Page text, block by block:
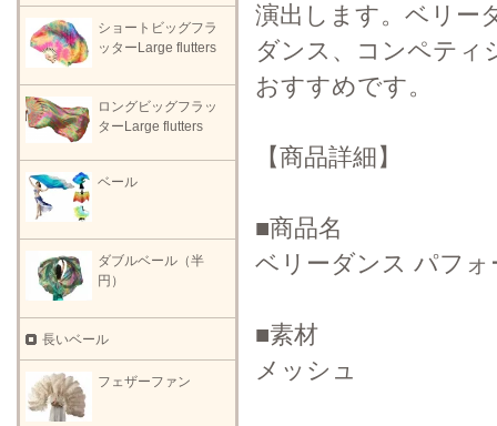
演出します。ベリー
ダンス、コンペティ
おすすめです。
【商品詳細】
■商品名
ベリーダンス パフ
■素材
メッシュ
ショートビッグフラ
ッターLarge flutters
ロングビッグフラッ
ターLarge flutters
ベール
ダブルベール（半
円）
長いベール
フェザーファン